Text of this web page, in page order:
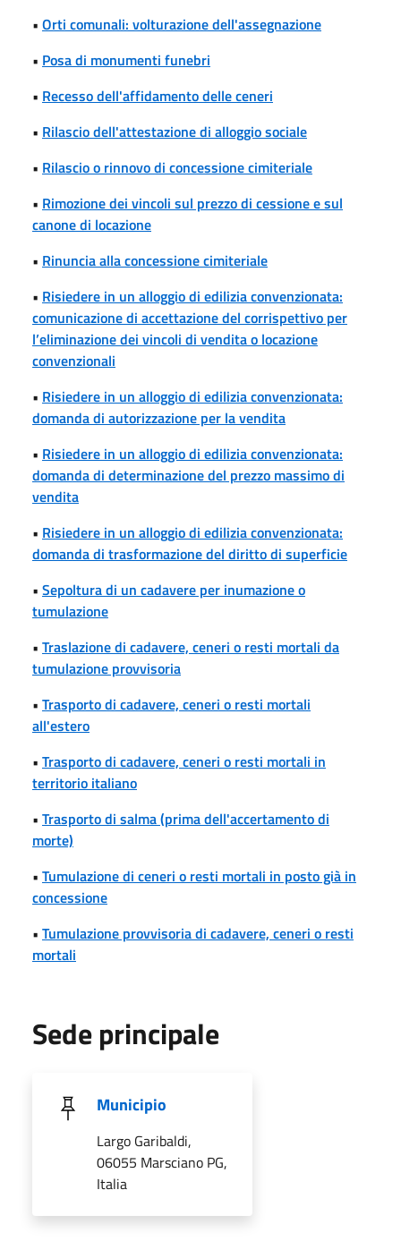
• Orti comunali: volturazione dell'assegnazione
• Posa di monumenti funebri
• Recesso dell'affidamento delle ceneri
• Rilascio dell'attestazione di alloggio sociale
• Rilascio o rinnovo di concessione cimiteriale
• Rimozione dei vincoli sul prezzo di cessione e sul
canone di locazione
• Rinuncia alla concessione cimiteriale
• Risiedere in un alloggio di edilizia convenzionata:
comunicazione di accettazione del corrispettivo per
l’eliminazione dei vincoli di vendita o locazione
convenzionali
• Risiedere in un alloggio di edilizia convenzionata:
domanda di autorizzazione per la vendita
• Risiedere in un alloggio di edilizia convenzionata:
domanda di determinazione del prezzo massimo di
vendita
• Risiedere in un alloggio di edilizia convenzionata:
domanda di trasformazione del diritto di superficie
• Sepoltura di un cadavere per inumazione o
tumulazione
• Traslazione di cadavere, ceneri o resti mortali da
tumulazione provvisoria
• Trasporto di cadavere, ceneri o resti mortali
all'estero
• Trasporto di cadavere, ceneri o resti mortali in
territorio italiano
• Trasporto di salma (prima dell'accertamento di
morte)
• Tumulazione di ceneri o resti mortali in posto già in
concessione
• Tumulazione provvisoria di cadavere, ceneri o resti
mortali
Sede principale
Municipio
Largo Garibaldi,
06055 Marsciano PG,
Italia